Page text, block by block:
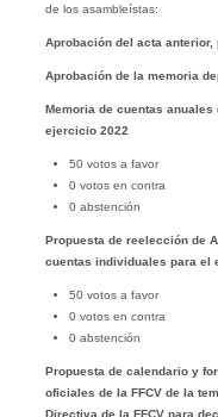
de los asambleístas:
Aprobación del acta anterior,
Aprobación de la memoria
Memoria de cuentas
ejercicio 2022
50 votos a favor
0 votos en contra
0 abstención
Propuesta de reelección de
cuentas individuales para el
50 votos a favor
0 votos en contra
0 abstención
Propuesta de calendario y
oficiales de la FFCV de la
Directiva de la FFCV para